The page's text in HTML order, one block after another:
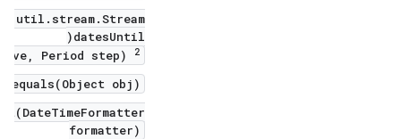
datesUntil(
Period step)
2
equals(Object obj)
formatter)